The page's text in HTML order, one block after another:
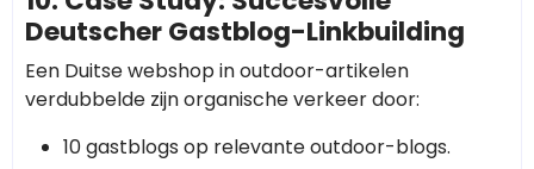
Deutscher Gastblog-Linkbuilding
Een Duitse webshop in outdoor-artikelen
verdubbelde zijn organische verkeer door:
10 gastblogs op relevante outdoor-blogs.